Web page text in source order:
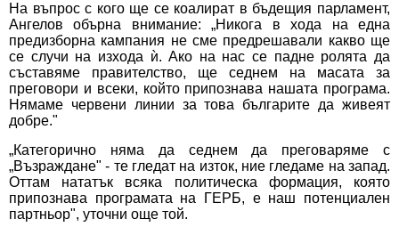
На въпрос с кого ще се коалират в бъдещия парламент,
Ангелов обърна внимание: „Никога в хода на една
предизборна кампания не сме предрешавали какво ще
се случи на изхода ѝ. Ако на нас се падне ролята да
съставяме правителство, ще седнем на масата за
преговори и всеки, който припознава нашата програма.
Нямаме червени линии за това българите да живеят
добре."
„Категорично няма да седнем да преговаряме с
„Възраждане" - те гледат на изток, ние гледаме на запад.
Оттам нататък всяка политическа формация, която
припознава програмата на ГЕРБ, е наш потенциален
партньор", уточни още той.